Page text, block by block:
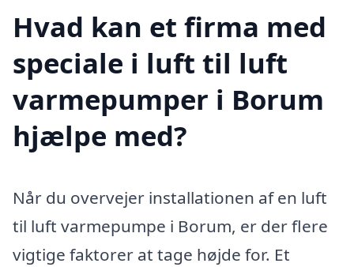
Hvad kan et firma med
speciale i luft til luft
varmepumper i Borum
hjælpe med?
Når du overvejer installationen af en luft
til luft varmepumpe i Borum, er der flere
vigtige faktorer at tage højde for. Et